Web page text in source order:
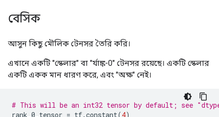
বেসিক
আসুন কিছু মৌলিক টেনসর তৈরি করি।
এখানে একটি "স্কেলার" বা "র্যাঙ্ক-0" টেনসর রয়েছে। একটি স্কেলার
একটি একক মান ধারণ করে, এবং "অক্ষ" নেই।
# This will be an int32 tensor by default; see
rank_0_tensor = tf.constant(4)